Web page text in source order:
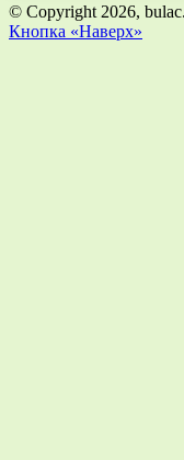
© Copyright 2026,
Кнопка «Наверх»